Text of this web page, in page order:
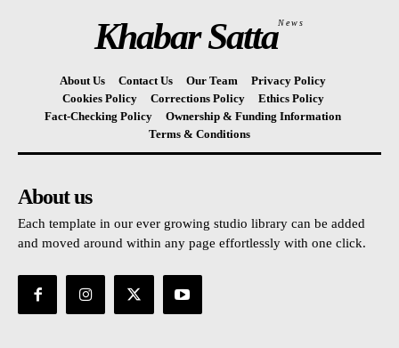
Khabar SattaNews
About Us Contact Us Our Team
Privacy Policy
Cookies Policy
Corrections Policy
Ethics Policy
Fact-Checking Policy
Ownership & Funding Information
Terms & Conditions
About us
Each template in our ever growing studio library can be added
and moved around within any page effortlessly with one click.